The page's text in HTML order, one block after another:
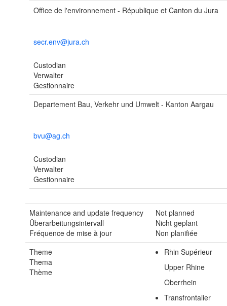
Office de l'environnement - République et Canton du Jura
secr.env@jura.ch
Custodian
Verwalter
Gestionnaire
Departement Bau, Verkehr und Umwelt - Kanton Aargau
bvu@ag.ch
Custodian
Verwalter
Gestionnaire
Maintenance and update frequency
Überarbeitungsintervall
Fréquence de mise à jour
Not planned
Nicht geplant
Non planifiée
Theme
Thema
Thème
Rhin Supérieur
Upper Rhine
Oberrhein
Transfrontalier